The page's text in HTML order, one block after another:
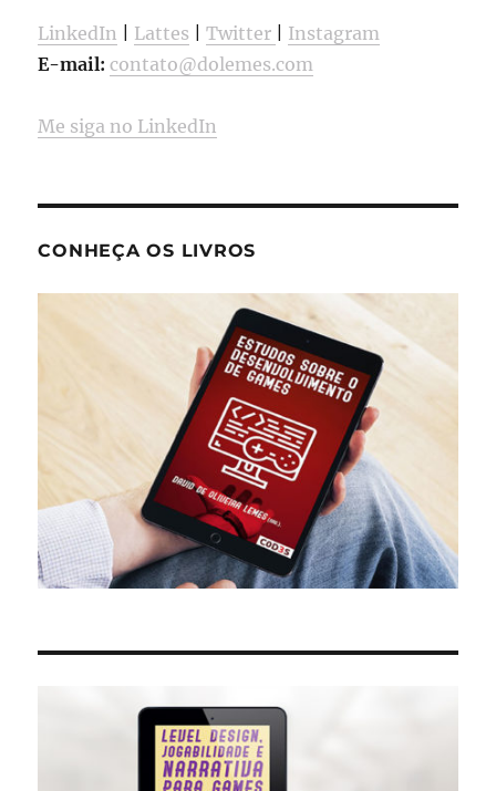
LinkedIn Lattes |Twitter
Instagram
E-mail: contato@dolemes.com
Me siga no LinkedIn
CONHEÇA OS LIVROS